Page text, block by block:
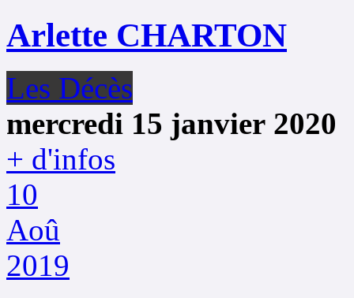
Arlette CHARTON
Les Décès
mercredi 15 janvier 2020
+ d'infos
10
Aoû
2019